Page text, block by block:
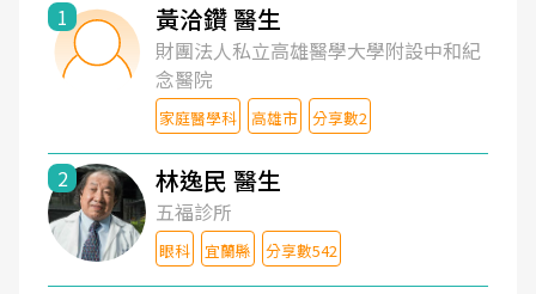
1 黃洽鑽 醫生
財團法人私立高雄醫學大學附設中和紀
念醫院
家庭醫學科 高雄市 分享數2
2 林逸民 醫生
五福診所
眼科 宜蘭縣 分享數542